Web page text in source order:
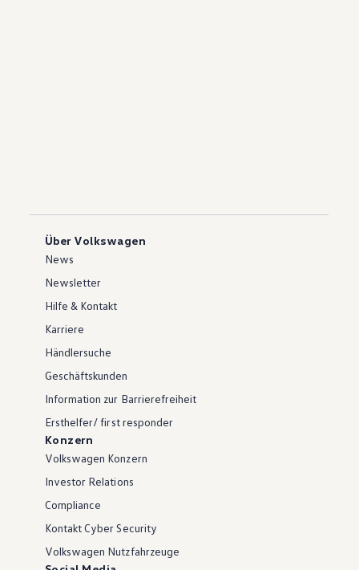
Über Volkswagen
News
Newsletter
Hilfe & Kontakt
Karriere
Händlersuche
Geschäftskunden
Information zur Barrierefreiheit
Ersthelfer/ first responder
Konzern
Volkswagen Konzern
Investor Relations
Compliance
Kontakt Cyber Security
Volkswagen Nutzfahrzeuge